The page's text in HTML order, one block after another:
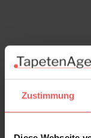
Zustimmung
Tins, col. 02